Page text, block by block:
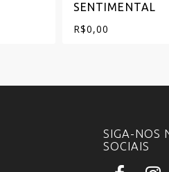
SENTIMENTAL
R$0,00
SIGA-NOS
SOCIAIS